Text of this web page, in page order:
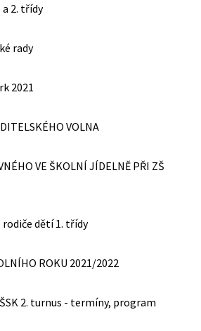
2. třídy
rady
2021
VOLNA
VE ŠKOLNÍ JÍDELNĚ PŘI ZŠ
dětí 1. třídy
ROKU 2021/2022
2. turnus - termíny, program